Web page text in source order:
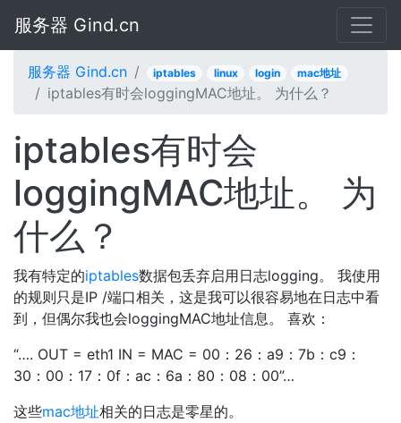
服务器 Gind.cn
服务器 Gind.cn iptables linux login mac地址
iptables有时会loggingMAC地址。 为什么？
iptables有时会
loggingMAC地址。 为
什么？
我有特定的iptables数据包丢弃启用日志logging。 我使用
的规则只是IP /端口相关，这是我可以很容易地在日志中看
到，但偶尔我也会loggingMAC地址信息。 喜欢：
“…. OUT = eth1 IN = MAC = 00：26：a9：7b：c9：
30：00：17：0f：ac：6a：80：08：00”…
这些mac地址相关的日志是零星的。